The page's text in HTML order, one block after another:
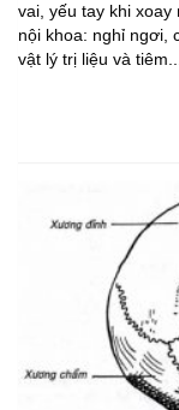
vai, yếu tay khi
nội khoa: nghỉ ngơi,
vật lý trị liệu và tiêm...